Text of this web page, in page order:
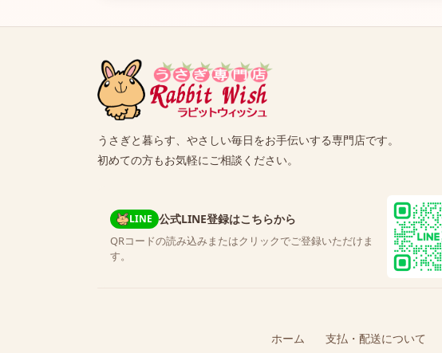
うさぎと暮らす、やさしい毎日をお手伝いする専門店です。
初めての方もお気軽にご相談ください。
LINE 公式LINE登録はこちらから
QRコードの読み込みまたはクリックでご登録いただけま
す。
ホーム 支払・配送について